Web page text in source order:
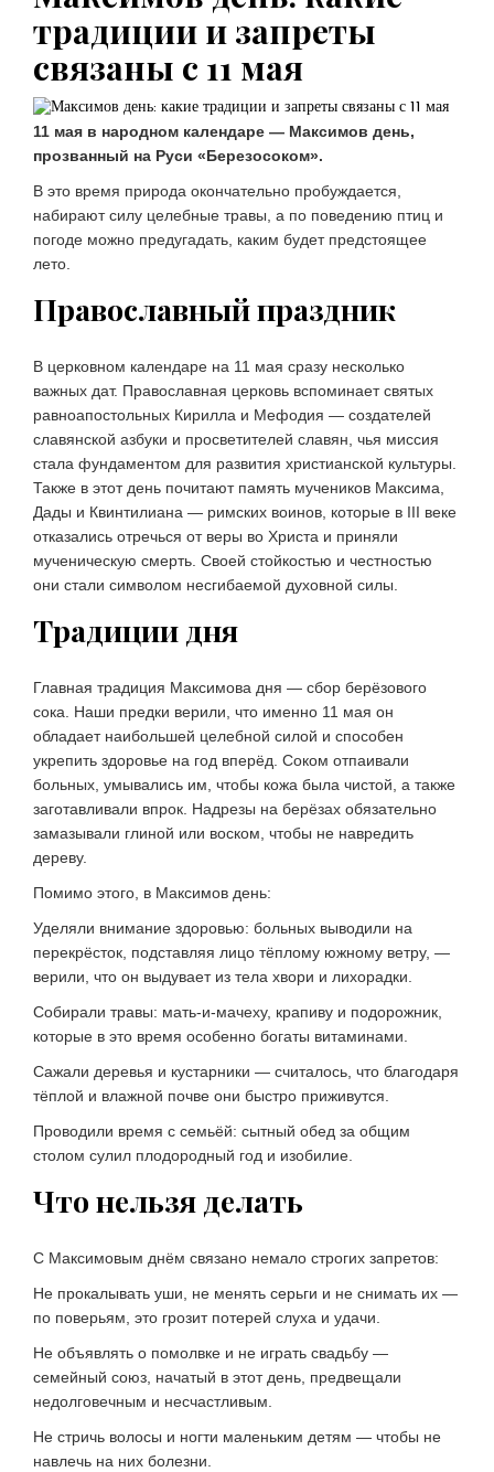
Ямпольская напомнила о словах
Путина о русскоязычной Украине
06.08.2026 15:15
ПЕРСОНАЛЬНО
Экс-директору Popcorn Books
запросили четыре года условно
В МИРЕ
Чехия захотела сэкономить на
военных
06.08.2026 16:00
традиции и запреты
связаны с 11 мая
11 мая в народном календаре — Максимов день,
прозванный на Руси «Березосоком».
В это время природа окончательно пробуждается,
набирают силу целебные травы, а по поведению птиц и
погоде можно предугадать, каким будет предстоящее
лето.
Православный праздник
В церковном календаре на 11 мая сразу несколько
важных дат. Православная церковь вспоминает святых
равноапостольных Кирилла и Мефодия — создателей
славянской азбуки и просветителей славян, чья миссия
стала фундаментом для развития христианской культуры.
Также в этот день почитают память мучеников Максима,
Дады и Квинтилиана — римских воинов, которые в III веке
отказались отречься от веры во Христа и приняли
мученическую смерть. Своей стойкостью и честностью
они стали символом несгибаемой духовной силы.
Традиции дня
Главная традиция Максимова дня — сбор берёзового
сока. Наши предки верили, что именно 11 мая он
обладает наибольшей целебной силой и способен
укрепить здоровье на год вперёд. Соком отпаивали
больных, умывались им, чтобы кожа была чистой, а также
заготавливали впрок. Надрезы на берёзах обязательно
замазывали глиной или воском, чтобы не навредить
дереву.
Помимо этого, в Максимов день:
Уделяли внимание здоровью: больных выводили на
перекрёсток, подставляя лицо тёплому южному ветру, —
верили, что он выдувает из тела хвори и лихорадки.
Собирали травы: мать-и-мачеху, крапиву и подорожник,
которые в это время особенно богаты витаминами.
Сажали деревья и кустарники — считалось, что благодаря
тёплой и влажной почве они быстро приживутся.
Проводили время с семьёй: сытный обед за общим
столом сулил плодородный год и изобилие.
Что нельзя делать
С Максимовым днём связано немало строгих запретов:
Не прокалывать уши, не менять серьги и не снимать их —
по поверьям, это грозит потерей слуха и удачи.
Не объявлять о помолвке и не играть свадьбу —
семейный союз, начатый в этот день, предвещали
недолговечным и несчастливым.
Не стричь волосы и ногти маленьким детям — чтобы не
навлечь на них болезни.